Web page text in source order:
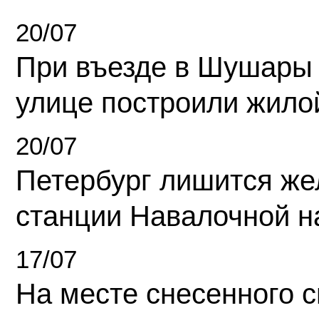
20/07
При въезде в Шушары
улице построили
20/07
Петербург лишится
станции Навалочной
17/07
На месте снесенного